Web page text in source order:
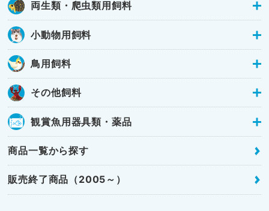
両生類・爬虫類用飼料
小動物用飼料
鳥用飼料
その他飼料
観賞魚用器具類・薬品
商品一覧から探す
販売終了商品（2005～）